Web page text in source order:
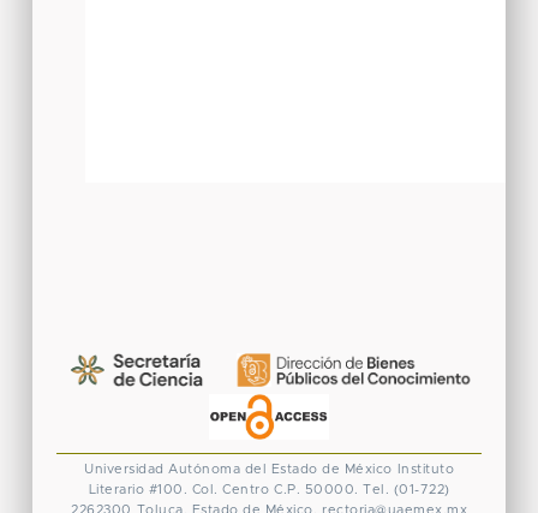
Universidad Autónoma del Estado de México
Instituto
Literario #100. Col. Centro C.P. 50000. Tel. (01-722)
2262300 Toluca, Estado de México. rectoria@uaemex.mx